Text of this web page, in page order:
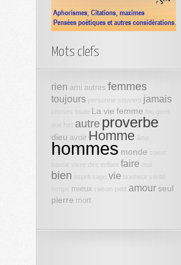
Mots clefs
rien ami autres femmes
toujours personne souvent jamais
toute La vie femme fou
fort autre proverbe
dieu avoir Homme âme
hommes monde
vivre dire enfant faire mal
bien esprit sage vie bonheur
mieux raison petit amourseul
pierre mort